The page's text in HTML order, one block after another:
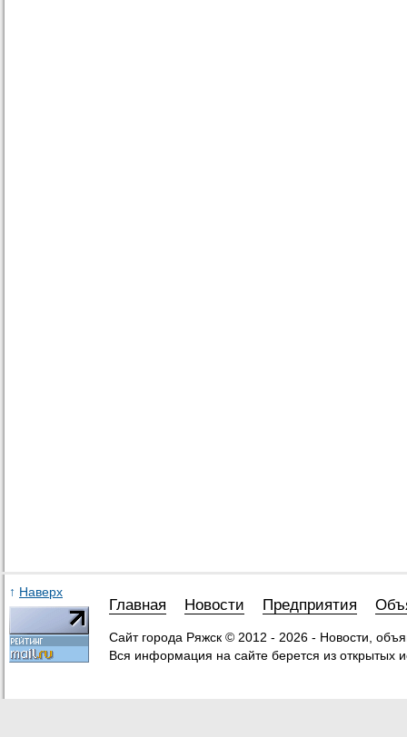
↑ Наверх
Главная Новости Предприятия
Сайт города Ряжск © 2012 - 2026 - Новости,
Вся информация на сайте берется из открытых